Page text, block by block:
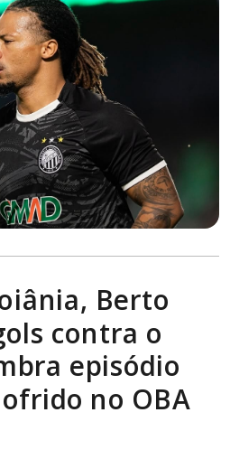
Berto
contra o
episódio
no OBA